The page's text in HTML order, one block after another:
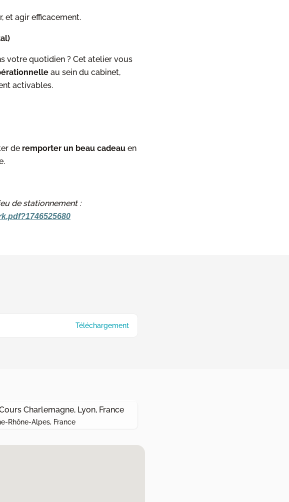
et agir efficacement.
votre quotidien ? Cet atelier vous
au sein du cabinet,
activables.
de remporter un beau cadeau en
de stationnement :
Téléchargement
Charlemagne, Lyon, France
Rhône-Alpes, France